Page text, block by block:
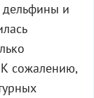
дельфины и
сожалению,